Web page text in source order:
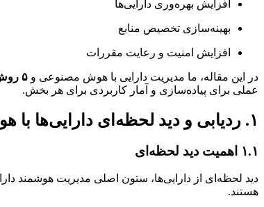
افزایش بهره‌وری دارایی‌ها
بهینه‌سازی تخصیص منابع
افزایش امنیت و رعایت مقررات
در این مقاله، ما مدیریت دارایی با هوش مصنوعی و ۵ روش کلیدی که هوش مصنوعی مدیریت و ردیابی دارایی‌ها را متحول کرده است
عملی برای پیاده‌سازی و آمار کاربردی برای هر بخش.
۱. ردیابی و دید لحظه‌ای دارایی‌ها با هوش مصنوعی
۱.۱ اهمیت دید لحظه‌ای
دید لحظه‌ای از دارایی‌ها، ستون اصلی مدیریت هوشمند
هستند.